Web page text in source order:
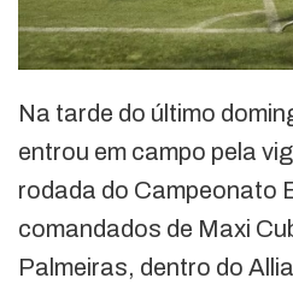
Na tarde do último
entrou em campo pela
rodada do Campeonato
comandados de Maxi
Palmeiras, dentro do